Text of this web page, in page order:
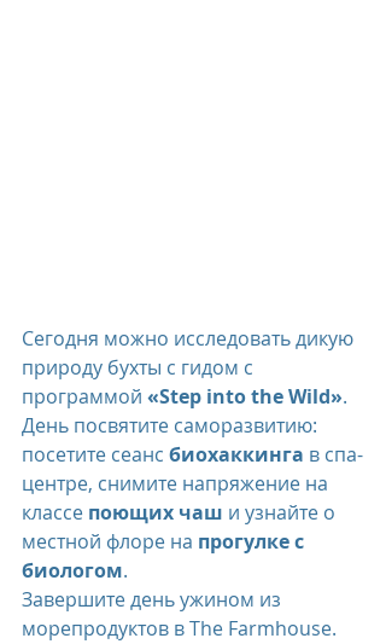
Сегодня можно исследовать дикую
природу бухты с гидом с
программой «Step into the Wild».
День посвятите саморазвитию:
посетите сеанс биохаккинга в спа-
центре, снимите напряжение на
классе поющих чаш и узнайте о
местной флоре на прогулке с
биологом.
Завершите день ужином из
морепродуктов в The Farmhouse.